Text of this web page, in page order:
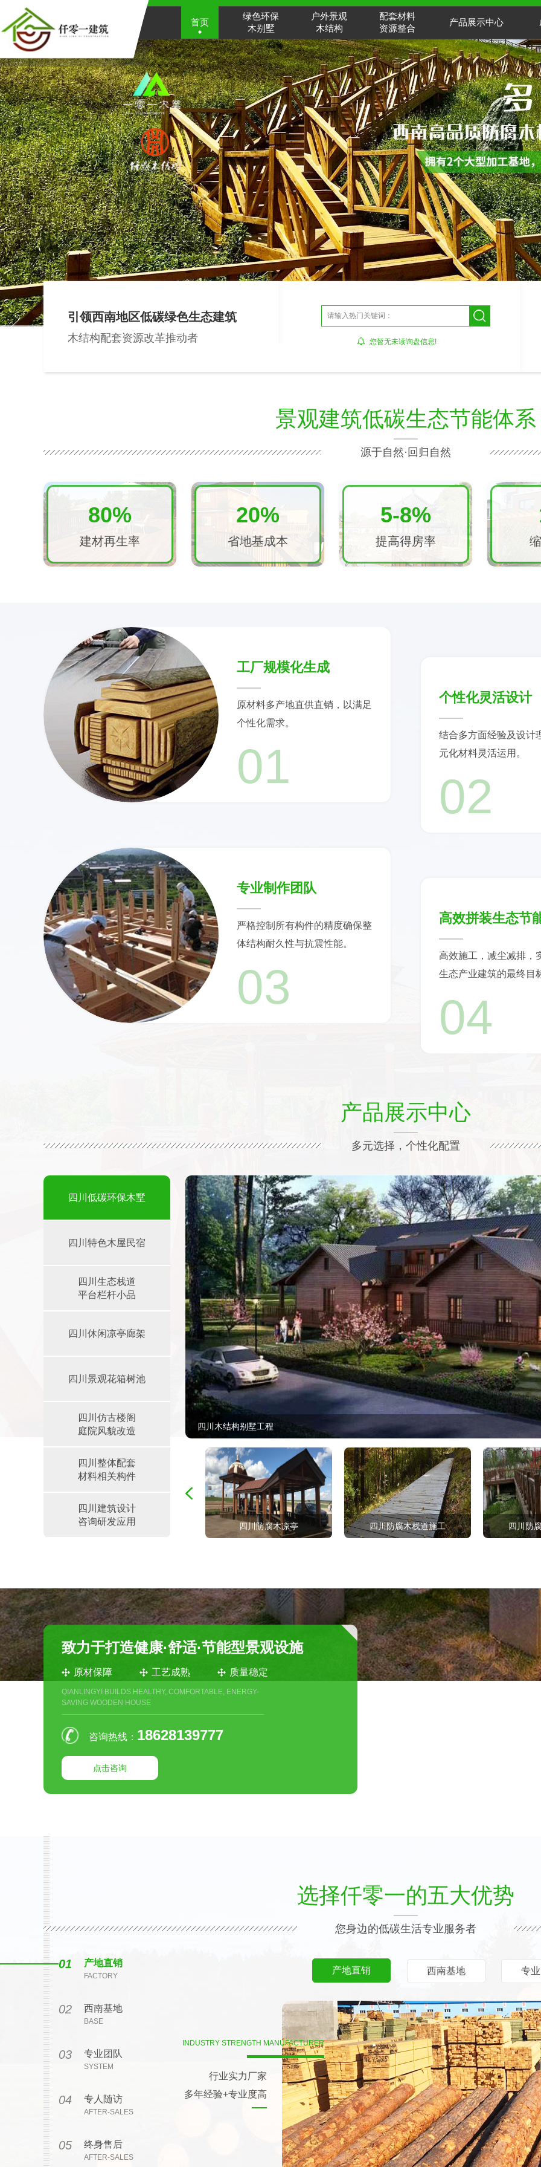
首页
绿色环保
木别墅
户外景观
木结构
配套材料
资源整合
产品展示中心
引领西南地区低碳绿色生态建筑
木结构配套资源改革推动者 您暂无未读询盘信息!
景观建筑低碳生态节能体系
源于自然·回归自然
80%
建材再生率
20%
省地基成本
5-8%
提高得房率
工厂规模化生成
原材料多产地直供直销，以满足
个性化需求。
01
个性化灵活设计
结合多方面经验及设计
元化材料灵活运用。
02
专业制作团队
严格控制所有构件的精度确保整
体结构耐久性与抗震性能。
03
高效拼装生态节
高效施工，减尘减排，
生态产业建筑的最终目
04
产品展示中心
多元选择，个性化配置
四川低碳环保木墅
四川特色木屋民宿
四川生态栈道
平台栏杆小品
四川休闲凉亭廊架
四川景观花箱树池
四川仿古楼阁
庭院风貌改造
四川整体配套
材料相关构件
四川建筑设计
咨询研发应用
四川木结构别墅工程
四川防腐木花箱 四川防腐木凉亭 四川防腐木栈道施工 四川防
致力于打造健康·舒适·节能型景观设施
原材保障 工艺成熟 质量稳定
QIANLINGYI BUILDS HEALTHY, COMFORTABLE, ENERGY-
SAVING WOODEN HOUSE
咨询热线： 18628139777
点击咨询
选择仟零一的五大优势
您身边的低碳生活专业服务者
01 产地直销
FACTORY
产地直销
02 西南基地
BASE
西南基地
03 专业团队
SYSTEM
专
04 专人随访
AFTER-SALES
05 终身售后
AFTER-SALES
INDUSTRY STRENGTH MANUFACTURER
行业实力厂家
多年经验+专业度高